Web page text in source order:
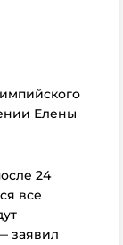
Елены
24
все
заявил